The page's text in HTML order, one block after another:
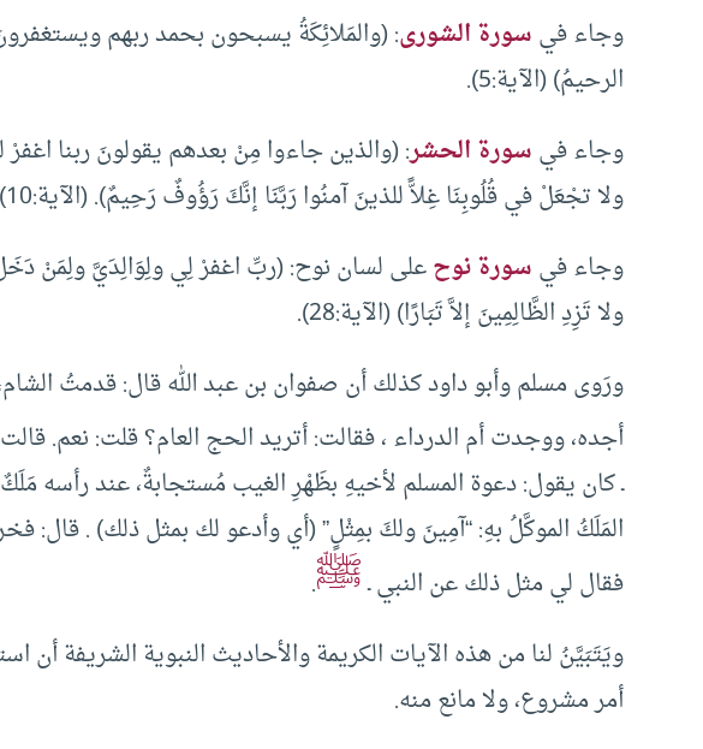
وجاء فيسورة الشورى: (والمَلائِكَةُ يسبحون بحمد ربهم
الرحيمُ) (الآية:5).
وجاء فيسورة الحشر: (والذين جاءوا مِنْ بعدهم يقولونَ ربنا اغفرْ
ولا تجْعَلْ في قُلُوبِنَا غِلاًّ للذينَ آمنُوا رَبَّنَا إنَّكَ رَؤُوفٌ رَحِيمٌ). (الآية:10).
وجاء فيسورة نوحعلى لسان نوح: (ربِّ اغفرْ لِي ولِوَالِدَيَّ ولِمَنْ
ولا تَزِدِ الظَّالِمِينَ إلاَّ تَبَارًا) (الآية:28).
ورَوى مسلم وأبو داود كذلك أن صفوان بن عبد الله قال: قدمتُ
أجده، ووجدت أم الدرداء ، فقالت: أتريد الحج العام؟ قلت: نعم. قالت:
ـ كان يقول: دعوة المسلم لأخيهِ بظَهْرِ الغيب مُستجابةٌ، عند رأسه
المَلَكُ الموكَّلُ بهِ: “آمِينَ ولكَ بمِثْلٍ” (أي وأدعو لك بمثل ذلك) . قال:
فقال لي مثل ذلك عن النبي ـﷺ.
ويَتَبَيَّنُ لنا من هذه الآيات الكريمة والأحاديث النبوية الشريفة أن
أمر مشروع، ولا مانع منه.